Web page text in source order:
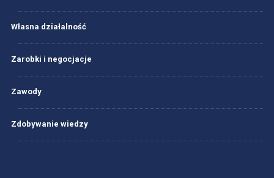
Własna działalność
Zarobki i negocjacje
Zawody
Zdobywanie wiedzy